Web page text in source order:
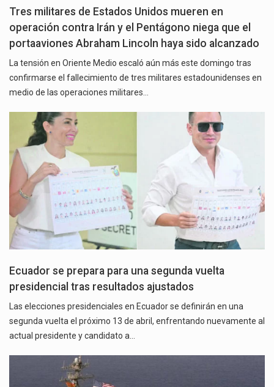
Tres militares de Estados Unidos mueren en
operación contra Irán y el Pentágono niega que el
portaaviones Abraham Lincoln haya sido alcanzado
La tensión en Oriente Medio escaló aún más este domingo tras
confirmarse el fallecimiento de tres militares estadounidenses en
medio de las operaciones militares…
Ecuador se prepara para una segunda vuelta
presidencial tras resultados ajustados
Las elecciones presidenciales en Ecuador se definirán en una
segunda vuelta el próximo 13 de abril, enfrentando nuevamente al
actual presidente y candidato a…